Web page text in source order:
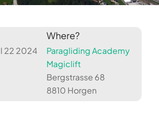
22 2024
Where?
Paragliding Academy
Magiclift
Bergstrasse 68
8810 Horgen